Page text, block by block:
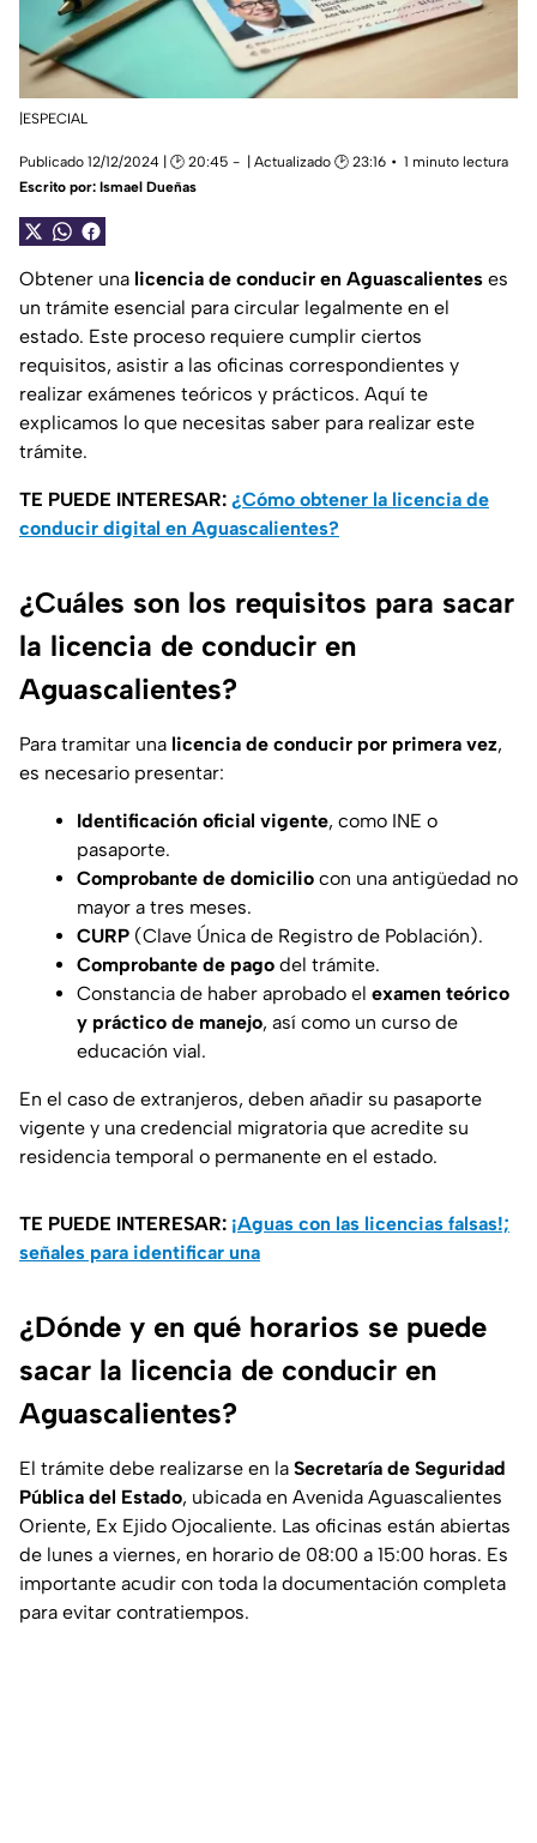
|ESPECIAL
Publicado 12/12/2024 | 🕑 20:45 | Actualizado 🕑 23:16
1 minuto lectura
Escrito por: Ismael Dueñas
Obtener una licencia de conducir en Aguascalientes es
un trámite esencial para circular legalmente en el
estado. Este proceso requiere cumplir ciertos
requisitos, asistir a las oficinas correspondientes y
realizar exámenes teóricos y prácticos. Aquí te
explicamos lo que necesitas saber para realizar este
trámite.
TE PUEDE INTERESAR: ¿Cómo obtener la licencia de
conducir digital en Aguascalientes?
¿Cuáles son los requisitos para sacar
la licencia de conducir en
Aguascalientes?
Para tramitar una licencia de conducir por primera vez,
es necesario presentar:
Identificación oficial vigente, como INE o
pasaporte.
Comprobante de domicilio con una antigüedad no
mayor a tres meses.
CURP (Clave Única de Registro de Población).
Comprobante de pago del trámite.
Constancia de haber aprobado el examen teórico
y práctico de manejo, así como un curso de
educación vial.
En el caso de extranjeros, deben añadir su pasaporte
vigente y una credencial migratoria que acredite su
residencia temporal o permanente en el estado.
TE PUEDE INTERESAR: ¡Aguas con las licencias falsas!;
señales para identificar una
¿Dónde y en qué horarios se puede
sacar la licencia de conducir en
Aguascalientes?
El trámite debe realizarse en la Secretaría de Seguridad
Pública del Estado, ubicada en Avenida Aguascalientes
Oriente, Ex Ejido Ojocaliente. Las oficinas están abiertas
de lunes a viernes, en horario de 08:00 a 15:00 horas. Es
importante acudir con toda la documentación completa
para evitar contratiempos.